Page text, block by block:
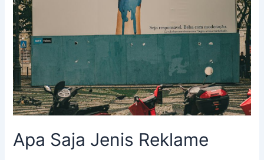
Apa Saja Jenis Reklame